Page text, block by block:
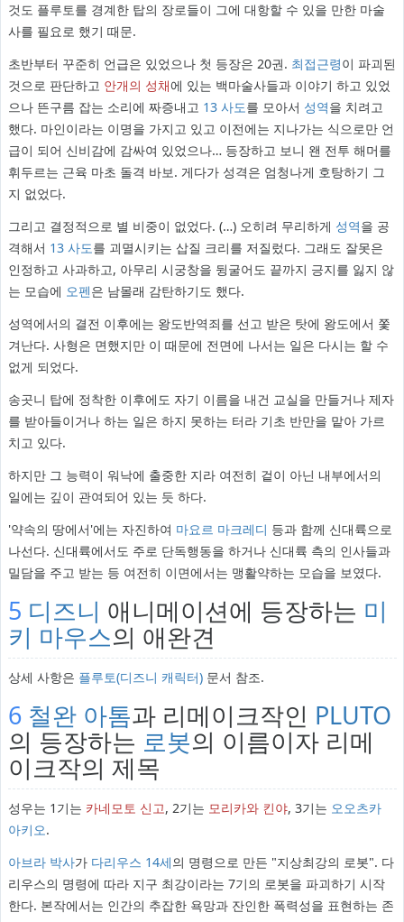
것도 플루토를 경계한 탑의 장로들이 그에 대항할 수 있을 만한 마술
사를 필요로 했기 때문.
초반부터 꾸준히 언급은 있었으나 첫 등장은 20권. 최접근령이 파괴된
것으로 판단하고 안개의 성채에 있는 백마술사들과 이야기 하고 있었
으나 뜬구름 잡는 소리에 짜증내고 13 사도를 모아서 성역을 치려고
했다. 마인이라는 이명을 가지고 있고 이전에는 지나가는 식으로만 언
급이 되어 신비감에 감싸여 있었으나… 등장하고 보니 왠 전투 해머를
휘두르는 근육 마초 돌격 바보. 게다가 성격은 엄청나게 호탕하기 그
지 없었다.
그리고 결정적으로 별 비중이 없었다. (…) 오히려 무리하게 성역을 공
격해서 13 사도를 괴멸시키는 삽질 크리를 저질렀다. 그래도 잘못은
인정하고 사과하고, 아무리 시궁창을 뒹굴어도 끝까지 긍지를 잃지 않
는 모습에 오펜은 남몰래 감탄하기도 했다.
성역에서의 결전 이후에는 왕도반역죄를 선고 받은 탓에 왕도에서 쫓
겨난다. 사형은 면했지만 이 때문에 전면에 나서는 일은 다시는 할 수
없게 되었다.
송곳니 탑에 정착한 이후에도 자기 이름을 내건 교실을 만들거나 제자
를 받아들이거나 하는 일은 하지 못하는 터라 기초 반만을 맡아 가르
치고 있다.
하지만 그 능력이 워낙에 출중한 지라 여전히 겉이 아닌 내부에서의
일에는 깊이 관여되어 있는 듯 하다.
'약속의 땅에서'에는 자진하여 마요르 마크레디 등과 함께 신대륙으로
나선다. 신대륙에서도 주로 단독행동을 하거나 신대륙 측의 인사들과
밀담을 주고 받는 등 여전히 이면에서는 맹활약하는 모습을 보였다.
5 디즈니 애니메이션에 등장하는 미
키 마우스의 애완견
상세 사항은 플루토(디즈니 캐릭터)문서 참조.
6 철완 아톰과 리메이크작인 PLUTO
의 등장하는 로봇의 이름이자 리메
이크작의 제목
성우는 1기는 카네모토 신고, 2기는 모리카와 킨야, 3기는 오오츠카
아키오.
아브라 박사가 다리우스 14세의 명령으로 만든 "지상최강의 로봇". 다
리우스의 명령에 따라 지구 최강이라는 7기의 로봇을 파괴하기 시작
한다. 본작에서는 인간의 추잡한 욕망과 잔인한 폭력성을 표현하는 존